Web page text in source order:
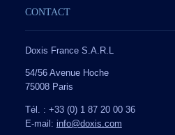
CONTACT
Doxis France S.A.R.L
54/56 Avenue Hoche
75008 Paris
Tél. : +33 (0) 1 87 20 00 36
E-mail: info@doxis.com